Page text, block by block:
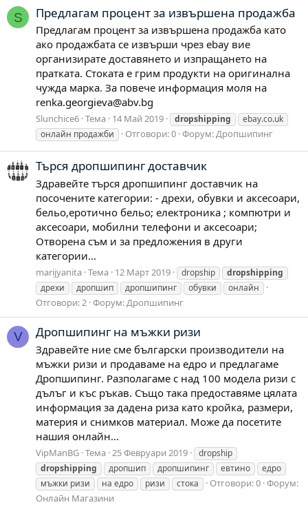
S Предлагам процент за извършена продажба
Предлагам процент за извършена продажба като
ако продажбата се извърши чрез ebay вие
организирате доставянето и изпращането на
пратката. Стоката е грим продукти на оригинална
чужда марка. За повече информация моля на
renka.georgieva@abv.bg
Slunchice6 Тема 14 Май 2019 dropshipping
ebay.co.uk
онлайн продажби
Отговори: 0 Форум:Дропшипинг
Търся дропшипинг доставчик
Здравейте търся дропшипинг доставчик на
посочените категории: - дрехи, обувки и аксесоари,
бельо,еротично бельо; електроника ; компютри и
аксесоари, мобилни телефони и аксесоари;
Отворена съм и за предложения в други
категории...
marijyanita Тема 12 Март 2019 dropship
dropshipping
дрехи
дропшип дропшипинг обувки онлайн
Отговори: 2 Форум:Дропшипинг
V Дропшипинг на мъжки ризи
Здравейте ние сме български производители на
мъжки ризи и продаваме на едро и предлагаме
Дропшипинг. Разполагаме с над 100 модела ризи с
дълъг и къс ръкав. Също така предоставяме цялата
информация за дадена риза като кройка, размери,
материя и снимков материал. Може да посетите
нашия онлайн...
VipManBG Тема 25 Февруари 2019
dropship
dropshipping
дропшип дропшипинг евтино
едро
мъжки ризи
на едро ризи стока Отговори: 0 Форум:
Онлайн Магазини